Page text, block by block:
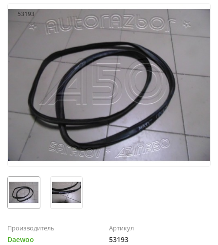
53193
Производитель
Daewoo
Артикул
53193